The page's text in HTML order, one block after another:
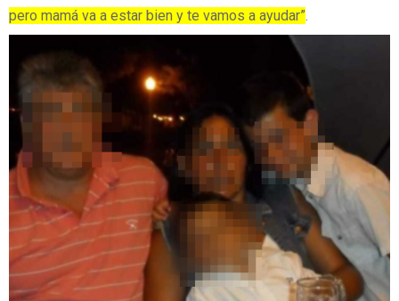
pero mamá va a estar bien y te vamos a ayudar”.